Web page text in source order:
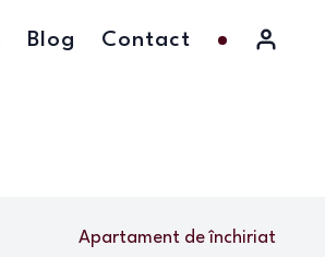
Blog Contact
Apartamentde închiriat